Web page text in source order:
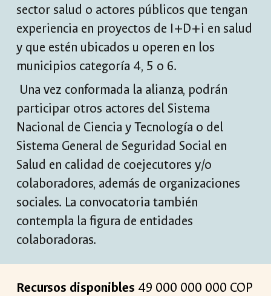
sector salud o actores públicos que tengan
experiencia en proyectos de I+D+i en salud
y que estén ubicados u operen en los
municipios categoría 4, 5 o 6.
Una vez conformada la alianza, podrán
participar otros actores del Sistema
Nacional de Ciencia y Tecnología o del
Sistema General de Seguridad Social en
Salud en calidad de coejecutores y/o
colaboradores, además de organizaciones
sociales. La convocatoria también
contempla la figura de entidades
colaboradoras.
Recursos disponibles 49 000 000 000 COP